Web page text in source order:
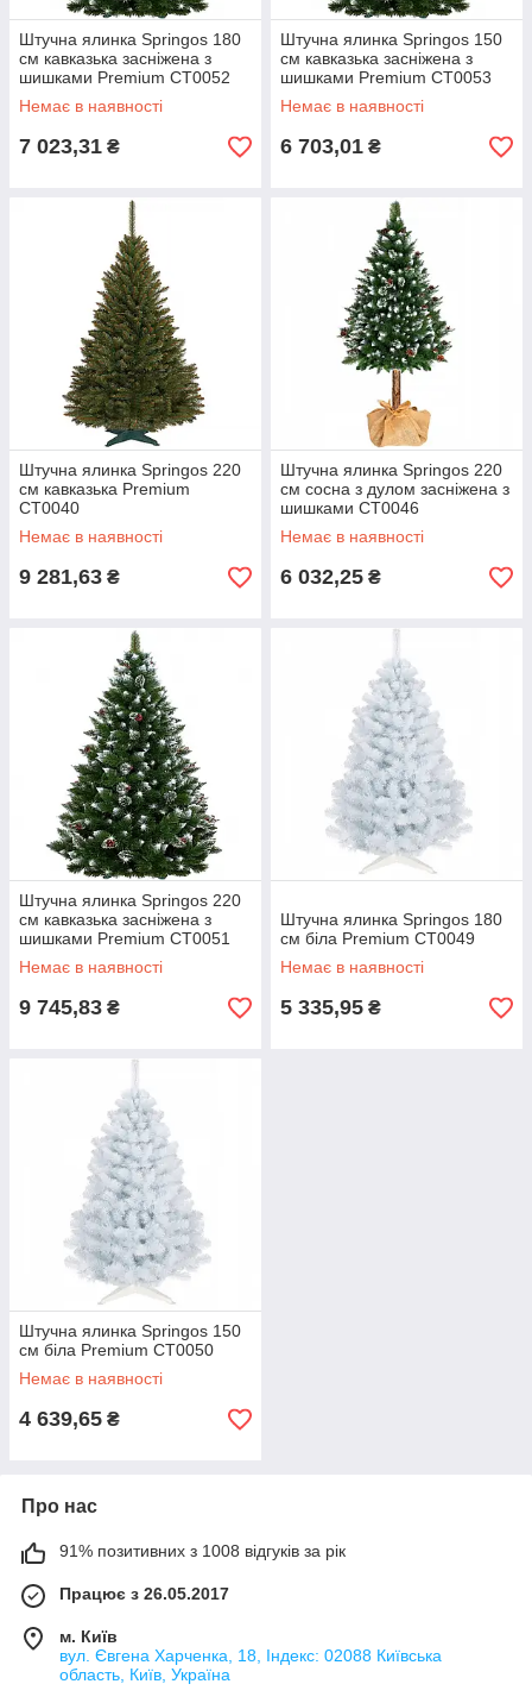
Штучна ялинка Springos 180
см кавказька засніжена з
шишками Premium CT0052
aiw якість
Немає в наявності
7 023,31 ₴
Штучна ялинка Springos 150
см кавказька засніжена з
шишками Premium CT0053
aiw якість
Немає в наявності
6 703,01 ₴
Штучна ялинка Springos 220
см кавказька Premium
CT0040
Немає в наявності
9 281,63 ₴
Штучна ялинка Springos 220
см сосна з дулом засніжена з
шишками CT0046
Немає в наявності
6 032,25 ₴
Штучна ялинка Springos 220
см кавказька засніжена з
шишками Premium CT0051
Немає в наявності
9 745,83 ₴
Штучна ялинка Springos 180
см біла Premium CT0049
Немає в наявності
5 335,95 ₴
Штучна ялинка Springos 150
см біла Premium CT0050
Немає в наявності
4 639,65 ₴
Про нас
91% позитивних з 1008 відгуків за рік
Працює з 26.05.2017
м. Київ
вул. Євгена Харченка, 18, Індекс: 02088 Київська
область, Київ, Україна